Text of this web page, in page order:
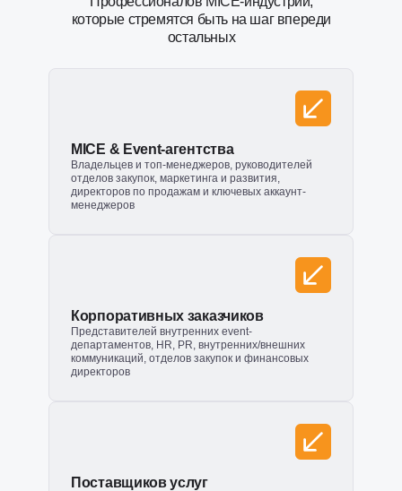
которые стремятся быть на шаг впереди
остальных
MICE & Event-агентства
Владельцев и топ-менеджеров, руководителей
отделов закупок, маркетинга и развития,
директоров по продажам и ключевых аккаунт-
менеджеров
Корпоративных заказчиков
Представителей внутренних event-
департаментов, HR, PR, внутренних/внешних
коммуникаций, отделов закупок и финансовых
директоров
Поставщиков услуг